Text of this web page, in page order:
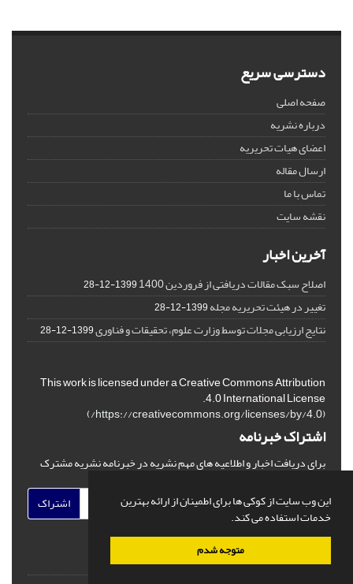
این وب سایت از کوکی ها برای اطمینان از ارائه بهترین
خدمات استفاده می کند.
متوجه شدم
دسترسی سریع
صفحه اصلی
درباره نشریه
اعضای هیات تحریریه
ارسال مقاله
تماس با ما
نقشه سایت
آخرین اخبار
اصلاح سبک مقالات دریافتی از فروردین 1400 1399-12-28
تغییر در هیئت تحریریه مجله1399-12-28
نتایج ارزیابی مجلات توسط وزارت علوم، تحقیقات و فناوری1399-12-28
This work is licensed under a Creative Commons Attribution
4.0 International License.
(
https://creativecommons.org/licenses/by/4.0/
)
اشتراک خبرنامه
برای دریافت اخبار و اطلاعیه های مهم نشریه در خبرنامه نشریه مشترک
اشتراک